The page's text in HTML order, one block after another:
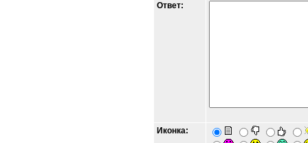
Ответ:
Иконка: